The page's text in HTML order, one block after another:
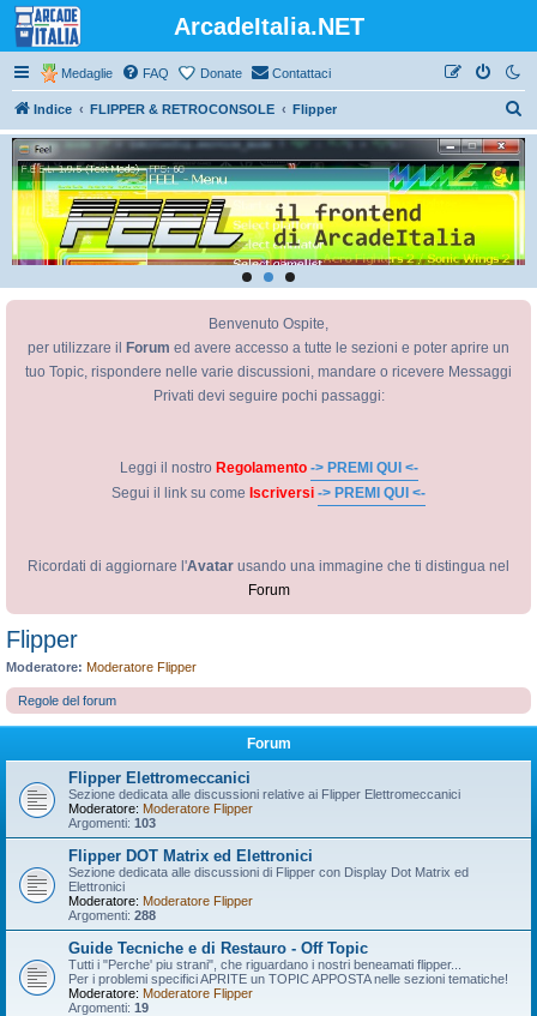
ArcadeItalia.NET
Medaglie FAQ Donate Contattaci
Indice FLIPPER & RETROCONSOLE Flipper
e
r
c
Benvenuto Ospite,
per utilizzare il
Forum ed avere accesso a tutte le sezioni e poter aprire un
tuo Topic, rispondere nelle varie discussioni, mandare o ricevere Messaggi
Privati devi seguire pochi passaggi:
Leggi il nostro Regolamento -> PREMI QUI <-
Segui il link su come Iscriversi -> PREMI QUI <-
Ricordati di aggiornare l'Avatar usando una immagine che ti distingua nel
Forum
Flipper
Moderatore: Moderatore Flipper
Regole del forum
Forum
Flipper Elettromeccanici
Sezione dedicata alle discussioni relative ai Flipper Elettromeccanici
Moderatore: Moderatore Flipper
Argomenti: 103
Flipper DOT Matrix ed Elettronici
Sezione dedicata alle discussioni di Flipper con Display Dot Matrix ed
Elettronici
Moderatore: Moderatore Flipper
Argomenti: 288
Guide Tecniche e di Restauro - Off Topic
Tutti i "Perche' piu strani", che riguardano i nostri beneamati flipper...
Per i problemi specifici APRITE un TOPIC APPOSTA nelle sezioni tematiche!
Moderatore: Moderatore Flipper
Argomenti: 19